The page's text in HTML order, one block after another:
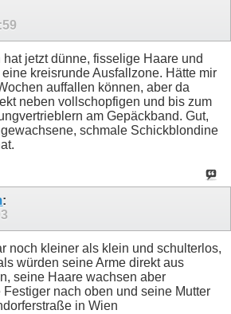
jetzt dünne, fisselige Haare und
kreisrunde Ausfallzone. Hätte mir
auffallen können, aber da
neben vollschopfigen und bis zum
am Gepäckband. Gut,
schmale Schickblondine
:
noch kleiner als klein und schulterlos,
würden seine Arme direkt aus
seine Haare wachsen aber
nach oben und seine Mutter
in Wien